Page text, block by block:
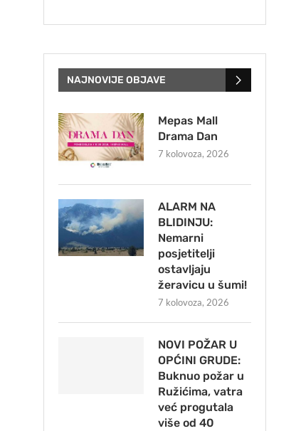
NAJNOVIJE OBJAVE
Mepas Mall
Drama Dan
7 kolovoza, 2026
ALARM NA
BLIDINJU:
Nemarni
posjetitelji
ostavljaju
žeravicu u šumi!
7 kolovoza, 2026
NOVI POŽAR U
OPĆINI GRUDE:
Buknuo požar u
Ružićima, vatra
već progutala
više od 40